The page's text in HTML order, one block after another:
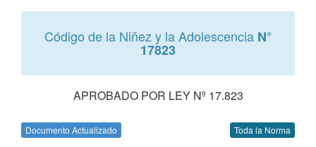
Código de la Niñez y la Adolescencia N°
17823
APROBADO POR LEY Nº 17.823
Documento Actualizado Toda la Norma